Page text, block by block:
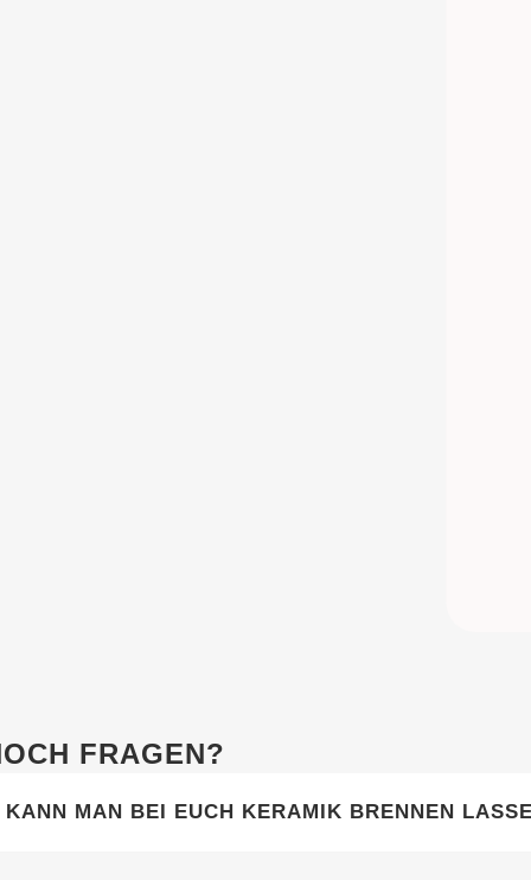
FRAGEN?
KANN MAN BEI EUCH KERAMIK BRENNEN